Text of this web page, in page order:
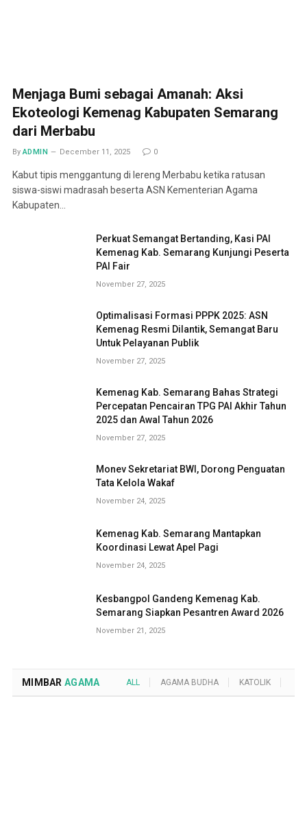
Menjaga Bumi sebagai Amanah: Aksi
Ekoteologi Kemenag Kabupaten Semarang
dari Merbabu
By ADMIN December 11, 2025 0
Kabut tipis menggantung di lereng Merbabu ketika ratusan
siswa-siswi madrasah beserta ASN Kementerian Agama
Kabupaten…
Perkuat Semangat Bertanding, Kasi PAI
Kemenag Kab. Semarang Kunjungi Peserta
PAI Fair
November 27, 2025
Optimalisasi Formasi PPPK 2025: ASN
Kemenag Resmi Dilantik, Semangat Baru
Untuk Pelayanan Publik
November 27, 2025
Kemenag Kab. Semarang Bahas Strategi
Percepatan Pencairan TPG PAI Akhir Tahun
2025 dan Awal Tahun 2026
November 27, 2025
Monev Sekretariat BWI, Dorong Penguatan
Tata Kelola Wakaf
November 24, 2025
Kemenag Kab. Semarang Mantapkan
Koordinasi Lewat Apel Pagi
November 24, 2025
Kesbangpol Gandeng Kemenag Kab.
Semarang Siapkan Pesantren Award 2026
November 21, 2025
MIMBAR AGAMA ALL AGAMA BUDHA KATOLIK